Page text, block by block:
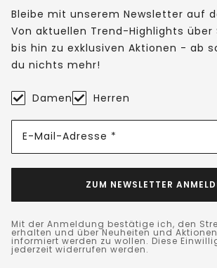
Bleibe mit unserem Newsletter auf
Von aktuellen Trend-Highlights über
bis hin zu exklusiven Aktionen - ab
du nichts mehr!
Damen Herren
E-Mail-Adresse *
ZUM NEWSLETTER
Mit der Anmeldung bestätige ich, den
erhalten und über Neuheiten und
informiert werden zu wollen. Diese
jederzeit widerrufen werden.